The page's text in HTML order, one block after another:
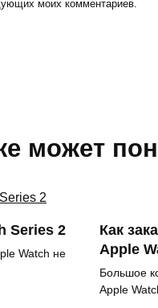
моих комментариев.
может
Series 2
Watch не
Как
Apple
Большое
Apple